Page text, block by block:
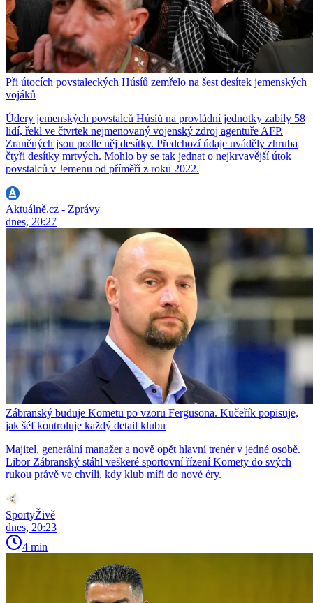
Při útocích povstaleckých Húsíů zemřelo na šest desítek jemenských
vojáků
Údery jemenských povstalců Húsíů na provládní jednotky zabily 58
lidí, řekl ve čtvrtek nejmenovaný vojenský zdroj agentuře AFP.
Zraněných jsou podle něj desítky. Předchozí údaje uváděly zhruba
čtyři desítky mrtvých. Mohlo by se tak jednat o nejkrvavější útok
povstalců v Jemenu od příměří z roku 2022.
Aktuálně.cz - Zprávy
dnes, 20:27
Zábranský buduje Kometu po vzoru Fergusona. Kučeřík popisuje,
jak šéf kontroluje každý detail klubu
Majitel, generální manažer a nově opět hlavní trenér v jedné osobě.
Libor Zábranský stáhl veškeré sportovní řízení Komety do svých
rukou právě ve chvíli, kdy klub míří do nové éry.
SportyŽivě
dnes, 20:23
4 min